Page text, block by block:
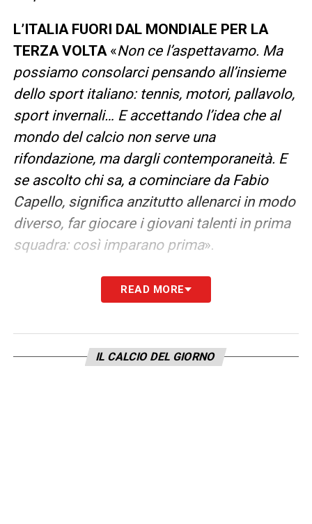
L’ITALIA FUORI DAL MONDIALE PER LA
TERZA VOLTA«Non ce l’aspettavamo. Ma
possiamo consolarci pensando all’insieme
dello sport italiano: tennis, motori, pallavolo,
sport invernali… E accettando l’idea che al
mondo del calcio non serve una
rifondazione, ma dargli contemporaneità. E
se ascolto chi sa, a cominciare da Fabio
Capello, significa anzitutto allenarci in modo
diverso, far giocare i giovani talenti in prima
squadra: così imparano prima».
GIOVANNI MALAGÒ CANDIDATO
PRESIDENTE FEDERALE«Mi piace. Con lui
sport grazie anche ad atleti meravigliosi: per
questo il voto è altissimo. Poi, se tu fai una
READ MORE
IL CALCIO DEL GIORNO